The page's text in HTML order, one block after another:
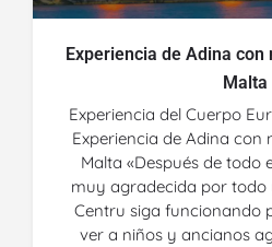
Experiencia de Adina con
Malta
Experiencia del Cuerpo
Experiencia de Adina con
Malta «Después de todo
muy agradecida por todo
Centru siga funcionando
ver a niños y ancianos